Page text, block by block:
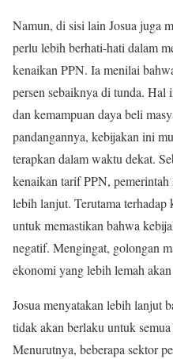
Namun, di sisi lain Josua juga
perlu lebih berhati-hati dalam
kenaikan PPN. Ia menilai
persen sebaiknya di tunda.
dan kemampuan daya beli
pandangannya, kebijakan ini
terapkan dalam waktu dekat.
kenaikan tarif PPN, pemerintah
lebih lanjut. Terutama
untuk memastikan bahwa
negatif. Mengingat, golongan
ekonomi yang lebih lemah
Josua menyatakan lebih lanjut
tidak akan berlaku untuk
Menurutnya, beberapa sektor